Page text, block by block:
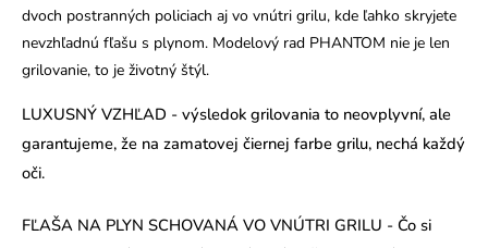
dvoch postranných policiach aj vo vnútri grilu, kde ľahko skryjete
nevzhľadnú fľašu s plynom. Modelový rad PHANTOM nie je len
grilovanie, to je životný štýl.
LUXUSNÝ VZHĽAD - výsledok grilovania to neovplyvní, ale
garantujeme, že na zamatovej čiernej farbe grilu, nechá každý
oči.
FĽAŠA NA PLYN SCHOVANÁ VO VNÚTRI GRILU - Čo si